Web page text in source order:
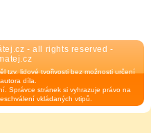
- all rights reserved -
tzv. lidové tvořivosti bez možnosti určení
díla.
Správce stránek si vyhrazuje právo na
vkládaných vtipů.